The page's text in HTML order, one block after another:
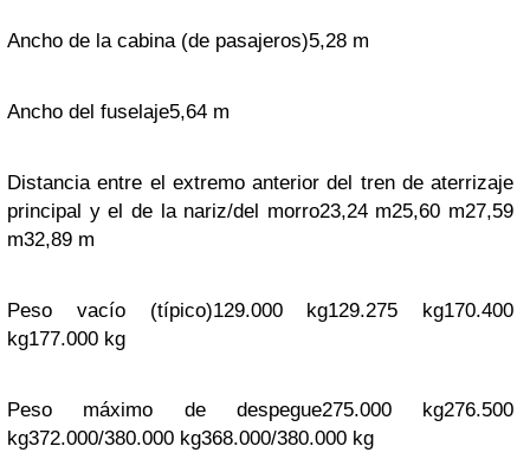
Ancho de la cabina (de pasajeros)5,28 m
Ancho del fuselaje5,64 m
Distancia entre el extremo anterior del tren de aterrizaje
principal y el de la nariz/del morro23,24 m25,60 m27,59
m32,89 m
Peso vacío (típico)129.000 kg129.275 kg170.400
kg177.000 kg
Peso máximo de despegue275.000 kg276.500
kg372.000/380.000 kg368.000/380.000 kg